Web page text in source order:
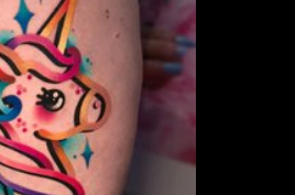
Tarnów
/ Newschool / Graffiti / Cartoon
WIADOMOŚĆ
TATTOO LIFE